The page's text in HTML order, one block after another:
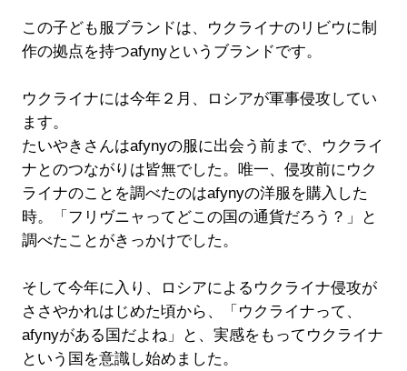
この子ども服ブランドは、ウクライナのリビウに制
作の拠点を持つafynyというブランドです。
ウクライナには今年２月、ロシアが軍事侵攻してい
ます。
たいやきさんはafynyの服に出会う前まで、ウクライ
ナとのつながりは皆無でした。唯一、侵攻前にウク
ライナのことを調べたのはafynyの洋服を購入した
時。「フリヴニャってどこの国の通貨だろう？」と
調べたことがきっかけでした。
そして今年に入り、ロシアによるウクライナ侵攻が
ささやかれはじめた頃から、「ウクライナって、
afynyがある国だよね」と、実感をもってウクライナ
という国を意識し始めました。